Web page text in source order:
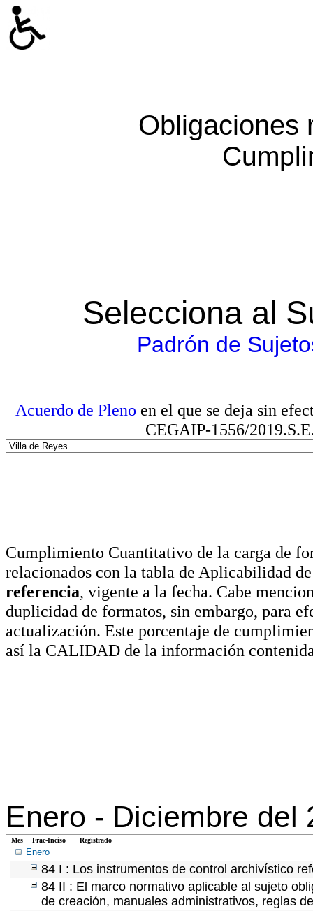
Obligaciones
Selecciona al
Padrón de
Acuerdo de Pleno en el que se deja sin
CEGAIP-1556/
Cumplimiento Cuantitativo de la carga de
relacionados con la tabla de Aplicabilidad
referencia, vigente a la fecha. Cabe
duplicidad de formatos, sin embargo, para
actualización. Este porcentaje de
así la CALIDAD de la información
Enero - Diciembre del
Mes Frac-Inciso Registrado
Enero
84 I : Los instrumentos de control archivístico
84 II : El marco normativo aplicable al sujeto
de creación, manuales administrativos, reglas